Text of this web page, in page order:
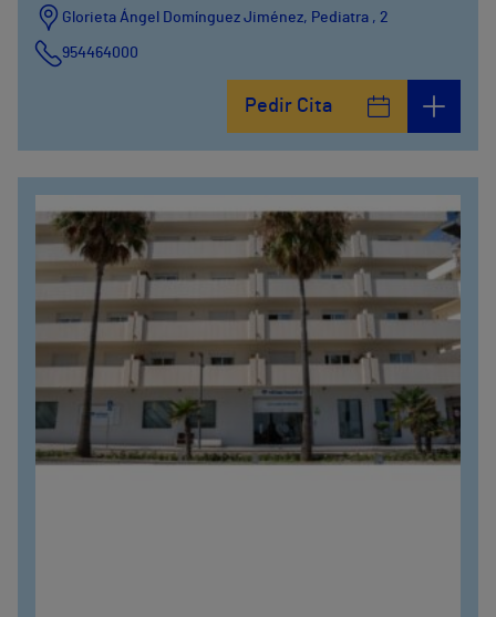
Glorieta Ángel Domínguez Jiménez, Pediatra , 2
954464000
Pedir Cita